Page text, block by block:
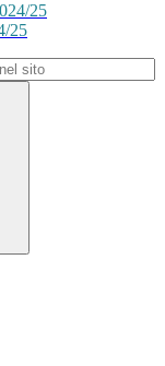
25
25